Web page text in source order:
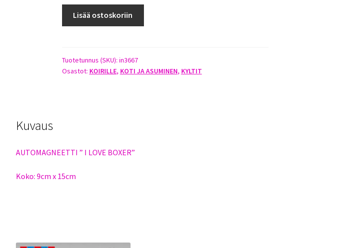
määrä
Lisää ostoskoriin
Tuotetunnus (SKU): in3667
Osastot: KOIRILLE, KOTI JA ASUMINEN, KYLTIT
Kuvaus
AUTOMAGNEETTI ” I LOVE BOXER”
Koko: 9cm x 15cm